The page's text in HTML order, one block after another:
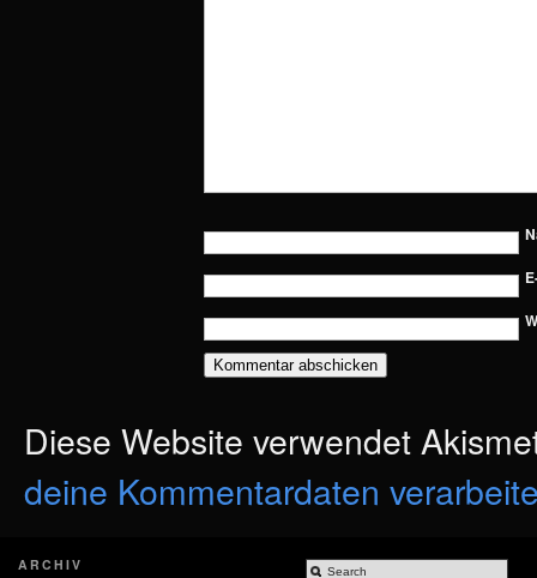
Diese Website verwendet
deine Kommentardaten
ARCHIV